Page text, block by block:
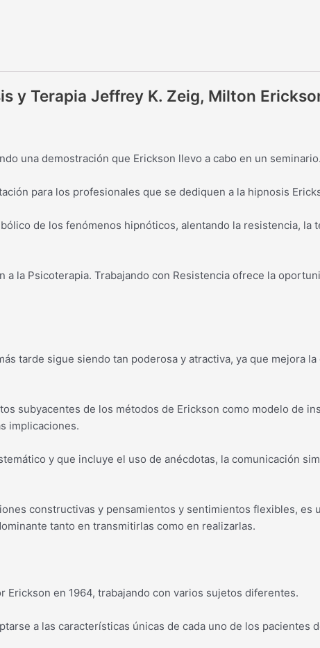
y Terapia Jeffrey K. Zeig, Milton
una demostración que Erickson llevo a cabo en un seminario.
para los profesionales que se dediquen a la hipnosis
de los fenómenos hipnóticos, alentando la resistencia, la
la Psicoterapia. Trabajando con Resistencia ofrece la
tarde sigue siendo tan poderosa y atractiva, ya que mejora
subyacentes de los métodos de Erickson como modelo de
implicaciones.
y que incluye el uso de anécdotas, la comunicación
constructivas y pensamientos y sentimientos flexibles, es
tanto en transmitirlas como en realizarlas.
en 1964, trabajando con varios sujetos diferentes.
a las características únicas de cada uno de los pacientes